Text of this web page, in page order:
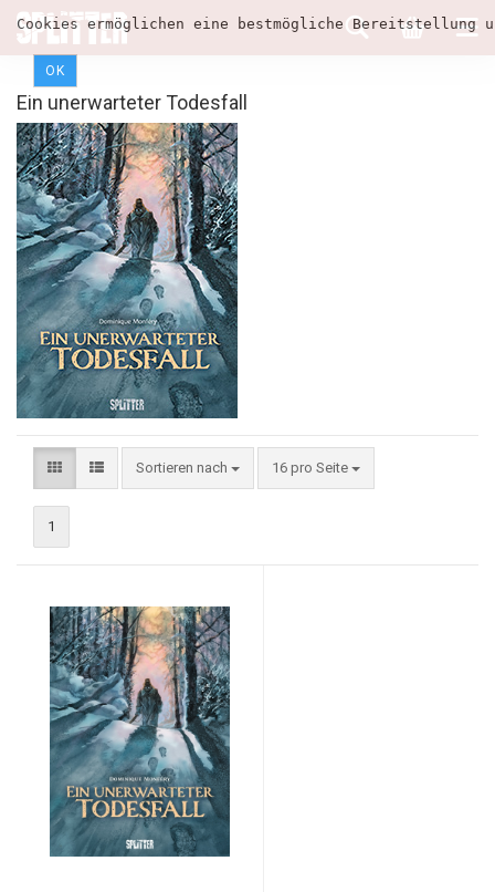
Cookies ermöglichen eine bestmögliche
OK
Ein unerwarteter Todesfall
Sortieren nach 16 pro Seite
1